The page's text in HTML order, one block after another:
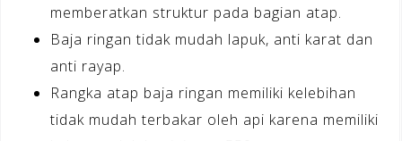
memberatkan struktur pada bagian atap.
Baja ringan tidak mudah lapuk, anti karat dan
anti rayap.
Rangka atap baja ringan memiliki kelebihan
tidak mudah terbakar oleh api karena memiliki